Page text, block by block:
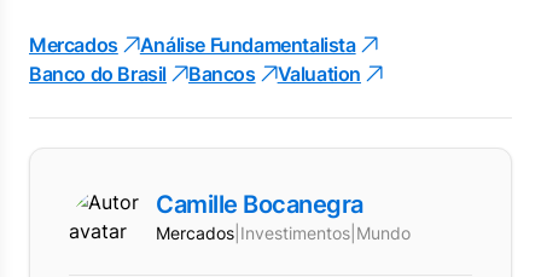
Mercados
Análise Fundamentalista
Banco do Brasil
Bancos Valuation
Camille Bocanegra
Mercados Investimentos Mundo